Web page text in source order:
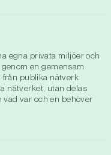
egna privata miljöer och
en gemensam
publika nätverk
nätverket, utan delas
var och en behöver